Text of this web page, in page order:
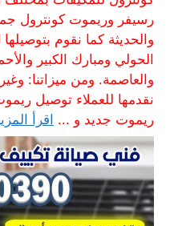
رسيفر وريموت كونترول
والحديثة كما نقوم
الحولي ومبارك الكبير
والعاصمة. ومن ميزاتنا:
نقدمها للعملاء توصيل
ريموت جديد و ... اقرأ